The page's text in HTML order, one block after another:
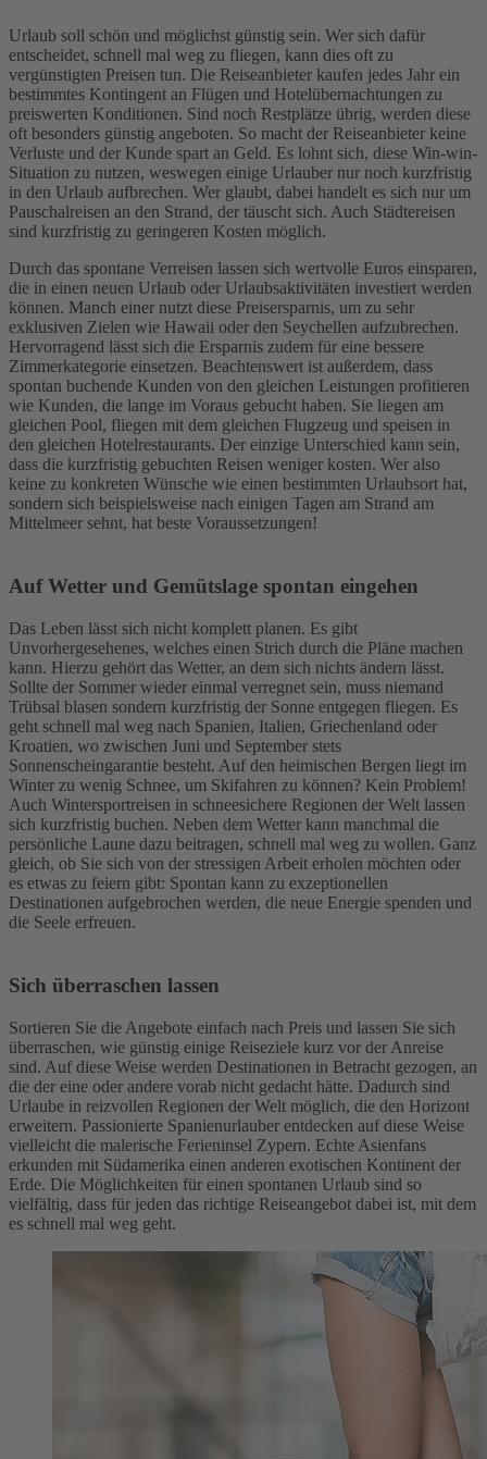
Urlaub soll schön und möglichst günstig sein. Wer sich dafür
entscheidet, schnell mal weg zu fliegen, kann dies oft zu
vergünstigten Preisen tun. Die Reiseanbieter kaufen jedes Jahr ein
bestimmtes Kontingent an Flügen und Hotelübernachtungen zu
preiswerten Konditionen. Sind noch Restplätze übrig, werden diese
oft besonders günstig angeboten. So macht der Reiseanbieter keine
Verluste und der Kunde spart an Geld. Es lohnt sich, diese Win-win-
Situation zu nutzen, weswegen einige Urlauber nur noch kurzfristig
in den Urlaub aufbrechen. Wer glaubt, dabei handelt es sich nur um
Pauschalreisen an den Strand, der täuscht sich. Auch Städtereisen
sind kurzfristig zu geringeren Kosten möglich.
Durch das spontane Verreisen lassen sich wertvolle Euros einsparen,
die in einen neuen Urlaub oder Urlaubsaktivitäten investiert werden
können. Manch einer nutzt diese Preisersparnis, um zu sehr
exklusiven Zielen wie Hawaii oder den Seychellen aufzubrechen.
Hervorragend lässt sich die Ersparnis zudem für eine bessere
Zimmerkategorie einsetzen. Beachtenswert ist außerdem, dass
spontan buchende Kunden von den gleichen Leistungen profitieren
wie Kunden, die lange im Voraus gebucht haben. Sie liegen am
gleichen Pool, fliegen mit dem gleichen Flugzeug und speisen in
den gleichen Hotelrestaurants. Der einzige Unterschied kann sein,
dass die kurzfristig gebuchten Reisen weniger kosten. Wer also
keine zu konkreten Wünsche wie einen bestimmten Urlaubsort hat,
sondern sich beispielsweise nach einigen Tagen am Strand am
Mittelmeer sehnt, hat beste Voraussetzungen!
Auf Wetter und Gemütslage spontan eingehen
Das Leben lässt sich nicht komplett planen. Es gibt
Unvorhergesehenes, welches einen Strich durch die Pläne machen
kann. Hierzu gehört das Wetter, an dem sich nichts ändern lässt.
Sollte der Sommer wieder einmal verregnet sein, muss niemand
Trübsal blasen sondern kurzfristig der Sonne entgegen fliegen. Es
geht schnell mal weg nach Spanien, Italien, Griechenland oder
Kroatien, wo zwischen Juni und September stets
Sonnenscheingarantie besteht. Auf den heimischen Bergen liegt im
Winter zu wenig Schnee, um Skifahren zu können? Kein Problem!
Auch Wintersportreisen in schneesichere Regionen der Welt lassen
sich kurzfristig buchen. Neben dem Wetter kann manchmal die
persönliche Laune dazu beitragen, schnell mal weg zu wollen. Ganz
gleich, ob Sie sich von der stressigen Arbeit erholen möchten oder
es etwas zu feiern gibt: Spontan kann zu exzeptionellen
Destinationen aufgebrochen werden, die neue Energie spenden und
die Seele erfreuen.
Sich überraschen lassen
Sortieren Sie die Angebote einfach nach Preis und lassen Sie sich
überraschen, wie günstig einige Reiseziele kurz vor der Anreise
sind. Auf diese Weise werden Destinationen in Betracht gezogen, an
die der eine oder andere vorab nicht gedacht hätte. Dadurch sind
Urlaube in reizvollen Regionen der Welt möglich, die den Horizont
erweitern. Passionierte Spanienurlauber entdecken auf diese Weise
vielleicht die malerische Ferieninsel Zypern. Echte Asienfans
erkunden mit Südamerika einen anderen exotischen Kontinent der
Erde. Die Möglichkeiten für einen spontanen Urlaub sind so
vielfältig, dass für jeden das richtige Reiseangebot dabei ist, mit dem
es schnell mal weg geht.